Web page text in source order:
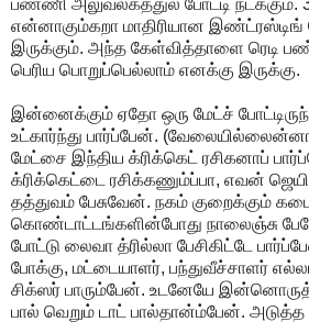
என்னாகும்கறா மாதிரியான
இருக்கும். அந்த கேள்வித்தாளை ரெடி
பெரிய பொறுப்பெல்லாம் எனக்கு இருக்கு.
இன்னைக்கும் ஏதோ ஒரு மேட்ச்
உட்கார்ந்து பார்ப்பேன்.
மேட்சை இந்திய க்ரிக்கெட் ரசிகனாப்
க்ரிக்கெட்டை ரசிக்கணும்ப்பா, எவன்
தத்துவம் பேசுவேன். நகம் குறைக்கும்
கொண்டாட்டங்களின்போது நாலைஞ்சு
போட்டு லைவா த்ரில்லா பேசிகிட்டே
போக்கு, மட்டையாளர், பந்துவீச்சாளர்
சிக்ஸர் பாரும்பேன். உடனேயே
பால் வெறும் டாட் பால்தான்ம்பேன். அடுத்த